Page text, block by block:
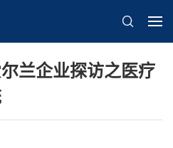
兰企业探访之医疗